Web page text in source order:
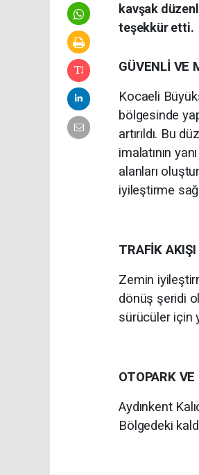
kavşak
teşekkür etti.
GÜVENLİ VE
Kocaeli
bölgesinde
artırıldı. Bu
imalatının
alanları
iyileştirme
TRAFİK
Zemin
dönüş şeridi
sürücüler için
OTOPARK
Aydınkent
Bölgedeki